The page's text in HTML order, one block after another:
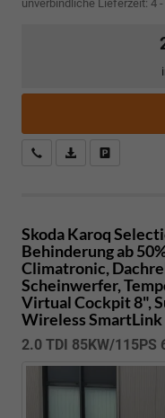
unverbindliche Lieferzeit: 4
Kostenloser Rückruf-
PDF-Datei,
Skoda Karoq
Behinderung ab
Climatronic,
Scheinwerfer,
Virtual Cockpit 8",
Wireless SmartLink
2.0 TDI 85KW/115PS